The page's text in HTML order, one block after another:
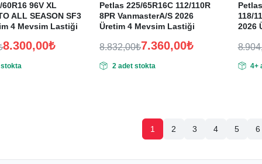
96V XL
ALL SEASON SF3
4 Mevsim Lastiği
8.300,00₺
Petlas 225/65R16C 112/110R
8PR VanmasterA/S 2026
Üretim 4 Mevsim Lastiği
8.832,00₺
Orijinal
fiyat:
7.360,00₺
Şu
andaki
2 adet stokta
118/
2026
fiyat:
Şu
4+
1 2 3 4 5 6